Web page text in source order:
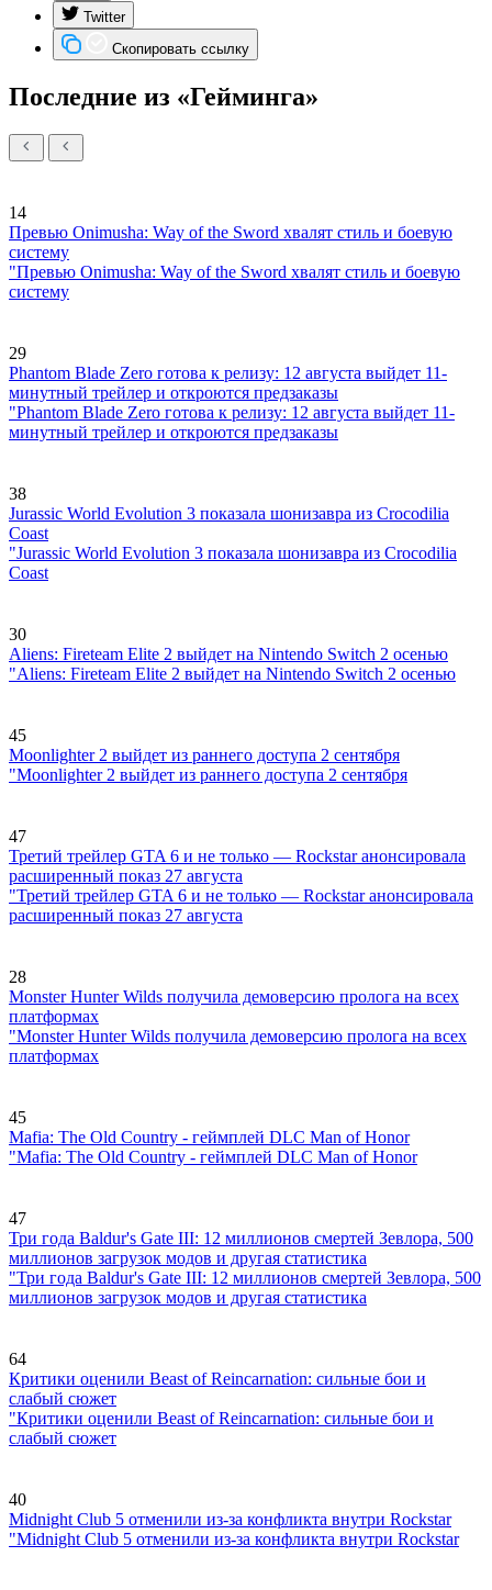
Twitter
Скопировать ссылку
Последние из «Гейминга»
14
Превью Onimusha: Way of the Sword хвалят стиль и боевую
систему
"Превью Onimusha: Way of the Sword хвалят стиль и боевую
систему
29
Phantom Blade Zero готова к релизу: 12 августа выйдет 11-
минутный трейлер и откроются предзаказы
"Phantom Blade Zero готова к релизу: 12 августа выйдет 11-
минутный трейлер и откроются предзаказы
38
Jurassic World Evolution 3 показала шонизавра из Crocodilia
Coast
"Jurassic World Evolution 3 показала шонизавра из Crocodilia
Coast
30
Aliens: Fireteam Elite 2 выйдет на Nintendo Switch 2 осенью
"Aliens: Fireteam Elite 2 выйдет на Nintendo Switch 2 осенью
45
Moonlighter 2 выйдет из раннего доступа 2 сентября
"Moonlighter 2 выйдет из раннего доступа 2 сентября
47
Третий трейлер GTA 6 и не только — Rockstar анонсировала
расширенный показ 27 августа
"Третий трейлер GTA 6 и не только — Rockstar анонсировала
расширенный показ 27 августа
28
Monster Hunter Wilds получила демоверсию пролога на всех
платформах
"Monster Hunter Wilds получила демоверсию пролога на всех
платформах
45
Mafia: The Old Country - геймплей DLC Man of Honor
"Mafia: The Old Country - геймплей DLC Man of Honor
47
Три года Baldur's Gate III: 12 миллионов смертей Зевлора, 500
миллионов загрузок модов и другая статистика
"Три года Baldur's Gate III: 12 миллионов смертей Зевлора, 500
миллионов загрузок модов и другая статистика
64
Критики оценили Beast of Reincarnation: сильные бои и
слабый сюжет
"Критики оценили Beast of Reincarnation: сильные бои и
слабый сюжет
40
Midnight Club 5 отменили из-за конфликта внутри Rockstar
"Midnight Club 5 отменили из-за конфликта внутри Rockstar